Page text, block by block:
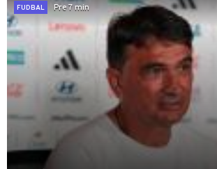
FUDBAL
Pre 7 min